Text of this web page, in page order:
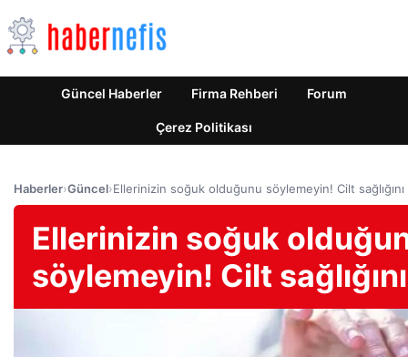
Güncel Haberler Firma Rehberi Forum
Çerez Politikası
Haberler›Güncel›Ellerinizin soğuk olduğunu söylemeyin! Cilt
Ellerinizin soğuk
söylemeyin! Cilt